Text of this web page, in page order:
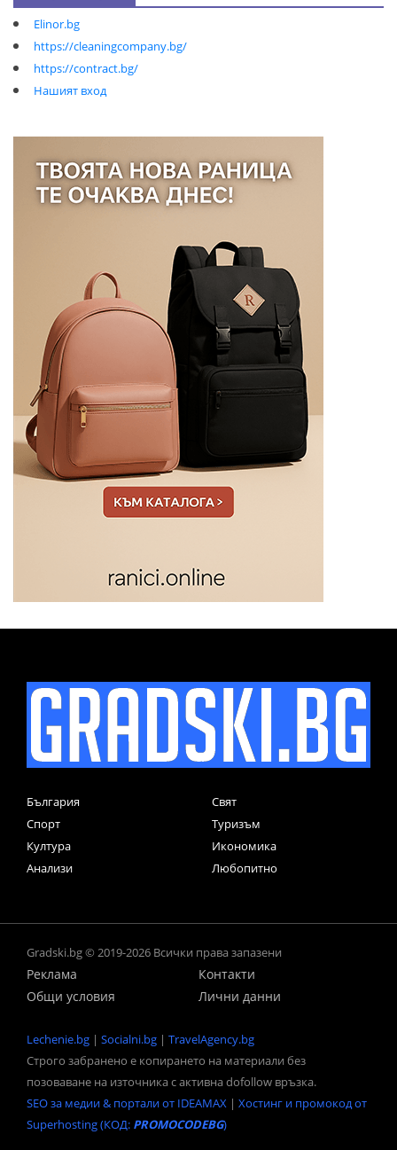
Elinor.bg
https://cleaningcompany.bg/
https://contract.bg/
Нашият вход
България
Свят
Спорт
Туризъм
Култура
Икономика
Анализи
Любопитно
Gradski.bg © 2019-2026 Всички права запазени
Реклама
Контакти
Общи условия
Лични данни
Lechenie.bg | Socialni.bg | TravelAgency.bg
Строго забранено е копирането на материали без
позоваване на източника с активна dofollow връзка.
SEO за медии & портали от IDEAMAX | Хостинг и промокод от
Superhosting (КОД: PROMOCODEBG)